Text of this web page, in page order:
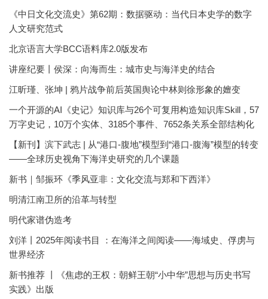
《中日文化交流史》第62期：数据驱动：当代日本史学的数字
人文研究范式
北京语言大学BCC语料库2.0版发布
讲座纪要丨侯深：向海而生：城市史与海洋史的结合
江昕瑾、张坤 | 鸦片战争前后英国舆论中林则徐形象的嬗变
一个开源的AI《史记》知识库与26个可复用构造知识库Skill，57
万字史记，10万个实体、3185个事件、7652条关系全部结构化
【新刊】滨下武志 | 从“港口-腹地”模型到“港口-腹海”模型的转变
——全球历史视角下海洋史研究的几个课题
新书｜邹振环《季风亚非：文化交流与郑和下西洋》
明清江南卫所的沿革与转型
明代家谱伪造考
刘洋丨2025年阅读书目 ：在海洋之间阅读——海域史、俘虏与
世界经济
新书推荐 丨《焦虑的王权：朝鲜王朝“小中华”思想与历史书写
实践》出版